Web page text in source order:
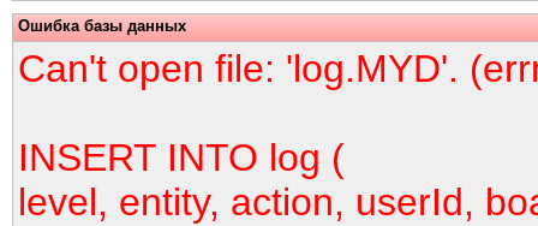
Ошибка базы данных
Can't open file: 'log.MYD'.
INSERT INTO log (
level, entity, action, userId,